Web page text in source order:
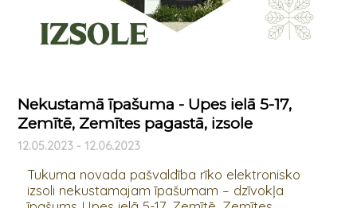
Nekustamā īpašuma - Upes ielā 5-17,
Zemītē, Zemītes pagastā, izsole
12.05.2023 - 12.06.2023
Tukuma novada pašvaldība rīko elektronisko
izsoli nekustamajam īpašumam – dzīvokļa